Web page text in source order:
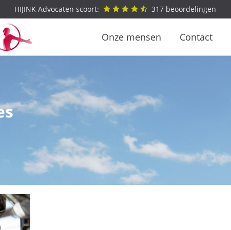
HIJINK Advocaten scoort: 317beoordelingen
Onze mensen Contact